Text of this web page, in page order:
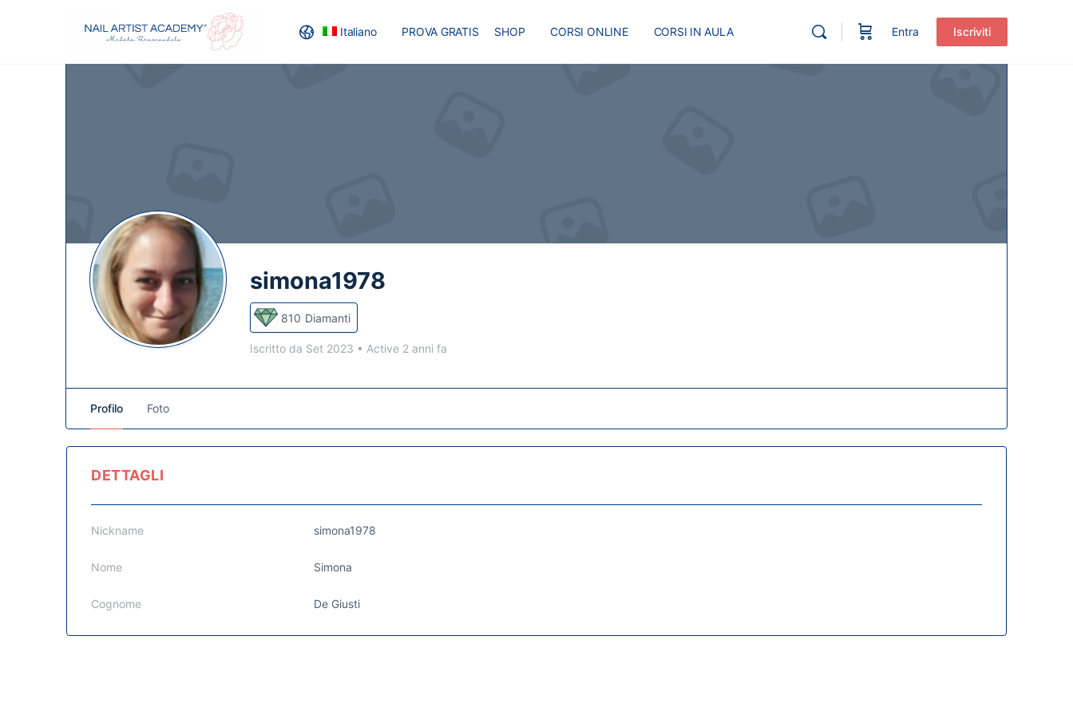
Italiano PROVA GRATIS SHOP CORSI ONLINE CORSI IN AULA Entra Iscriviti
simona1978
810 Diamanti
Iscritto da Set 2023 • Active 2 anni fa
Profilo Foto
DETTAGLI
Nickname simona1978
Nome Simona
Cognome De Giusti